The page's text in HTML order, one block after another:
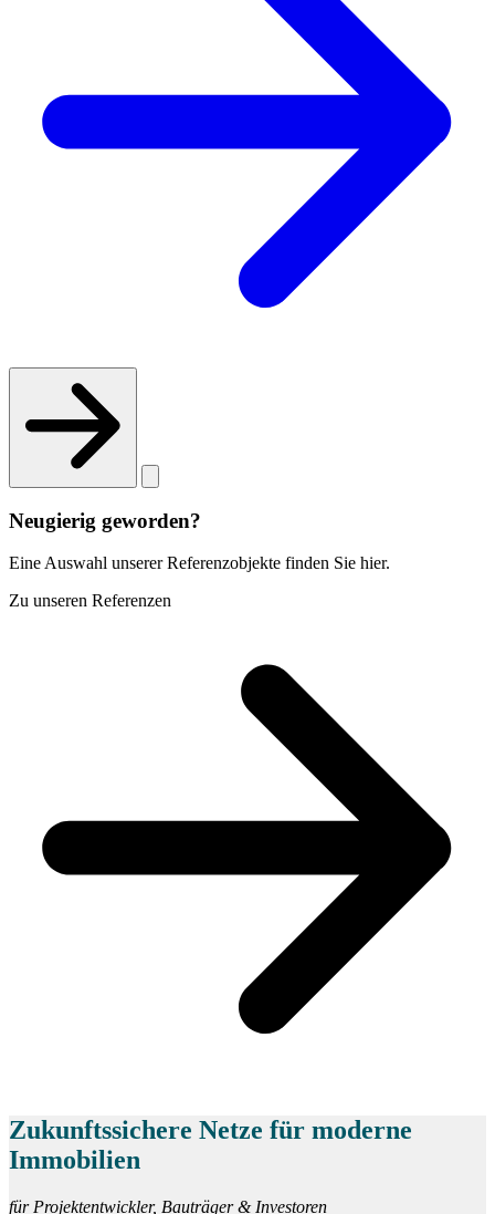
Neugierig geworden?
Eine Auswahl unserer Referenzobjekte finden Sie hier.
Zu unseren Referenzen
Zukunftssichere Netze für moderne
Immobilien
für Projektentwickler, Bauträger & Investoren